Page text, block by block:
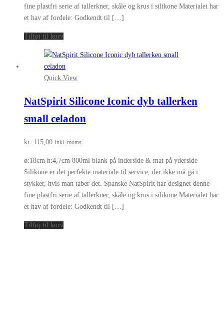
fine plastfri serie af tallerkner, skåle og krus i silikone Materialet har
et hav af fordele: Godkendt til […]
Tilføj til kurv
Quick View
NatSpirit Silicone Iconic dyb tallerken
small celadon
kr. 115,00 Inkl. moms
ø:18cm h:4,7cm 800ml blank på inderside & mat på yderside
Silikone er det perfekte materiale til service, der ikke må gå i
stykker, hvis man taber det. Spanske NatSpirit har designet denne
fine plastfri serie af tallerkner, skåle og krus i silikone Materialet har
et hav af fordele: Godkendt til […]
Tilføj til kurv